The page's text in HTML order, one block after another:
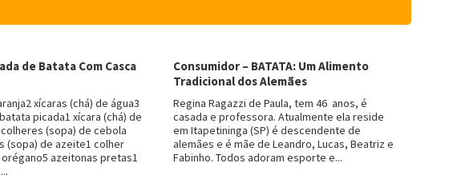
de Batata Com Casca
xícaras (chá) de água3
picada1 xícara (chá) de
(sopa) de cebola
(sopa) de azeite1 colher
azeitonas pretas1
Consumidor – BATATA: Um Alimento
Tradicional dos Alemães
Regina Ragazzi de Paula, tem 46 anos, é
casada e professora. Atualmente ela reside
em Itapetininga (SP) é descendente de
alemães e é mãe de Leandro, Lucas, Beatriz e
Fabinho. Todos adoram esporte e...